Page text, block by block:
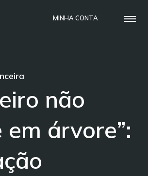
MINHA CONTA
não
em árvore”: